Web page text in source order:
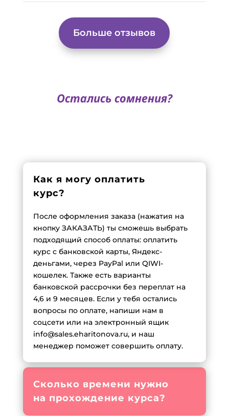
Больше отзывов
Остались сомнения?
Как я могу оплатить
курс?
После оформления заказа (нажатия на
кнопку ЗАКАЗАТЬ) ты сможешь выбрать
подходящий способ оплаты: оплатить
курс с банковской карты, Яндекс-
деньгами, через PayPal или QIWI-
кошелек. Также есть варианты
банковской рассрочки без переплат на
4,6 и 9 месяцев. Если у тебя остались
вопросы по оплате, напиши нам в
соцсети или на электронный ящик
info@sales.eharitonova.ru, и наш
менеджер поможет совершить оплату.
Сколько времени нужно
на прохождение курса?